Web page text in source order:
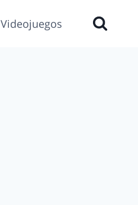
Videojuegos